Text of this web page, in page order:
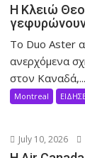
Η Κλειώ
Το Duo Aster
ανερχόμενα
στον Καναδά,...
Montreal
July 10, 2026